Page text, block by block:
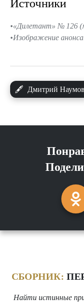
🖋 Дмитрий Наумов
Источники
«Дилетант» № 126
Изображение
СБОРНИК:
Найти истинные